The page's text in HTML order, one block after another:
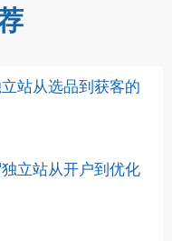
站从选品到获客的
立站从开户到优化